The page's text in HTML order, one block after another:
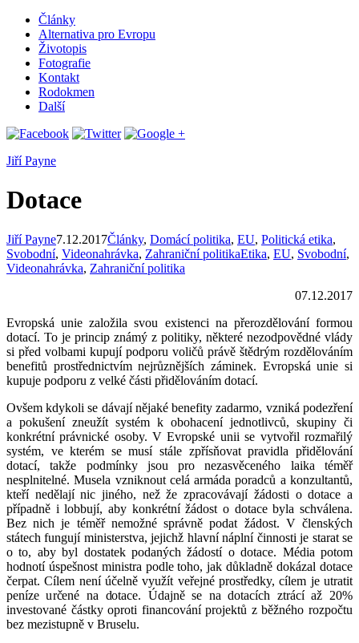
Články
Alternativa pro Evropu
Životopis
Fotografie
Kontakt
Rodokmen
Další
Jiří Payne
Dotace
Jiří Payne7.12.2017Články, Domácí politika, EU, Politická etika,
Svobodní, Videonahrávka, Zahraniční politikaEtika, EU, Svobodní,
Videonahrávka, Zahraniční politika
07.12.2017
Evropská unie založila svou existenci na přerozdělování formou
dotací. To je princip známý z politiky, některé nezodpovědné vlády
si před volbami kupují podporu voličů právě štědrým rozdělováním
benefitů prostřednictvím nejrůznějších záminek. Evropská unie si
kupuje podporu z velké části přidělováním dotací.
Ovšem kdykoli se dávají nějaké benefity zadarmo, vzniká podezření
a pokušení zneužít systém k obohacení jednotlivců, skupiny či
konkrétní právnické osoby. V Evropské unii se vytvořil rozmařilý
systém, ve kterém se musí stále zpřísňovat pravidla přidělování
dotací, takže podmínky jsou pro nezasvěceného laika téměř
nesplnitelné. Musela vzniknout celá armáda poradců a konzultantů,
kteří nedělají nic jiného, než že zpracovávají žádosti o dotace a
případně i lobbují, aby konkrétní žádost o dotace byla schválena.
Bez nich je téměř nemožné správně podat žádost. V členských
státech fungují ministerstva, jejichž hlavní náplní činnosti je starat se
o to, aby byl dostatek podaných žádostí o dotace. Média potom
hodnotí úspešnost ministra podle toho, jak důkladně dokázal dotace
čerpat. Cílem není účelně využít veřejné prostředky, cílem je utratit
peníze určené na dotace. Údajně se na dotacích ztrácí až 20%
investované částky oproti financování projektů z běžného rozpočtu
bez mezistupně v Bruselu.